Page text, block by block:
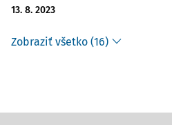
13. 8. 2023
Zobraziť všetko (16)